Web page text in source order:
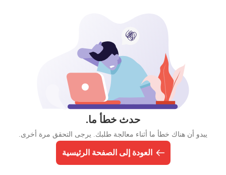
حدث خطأ ما.
يبدو أن هناك خطأ ما أثناء معالجة طلبك. يرجى التحقق مرة أخرى.
العودة إلى الصفحة الرئيسية